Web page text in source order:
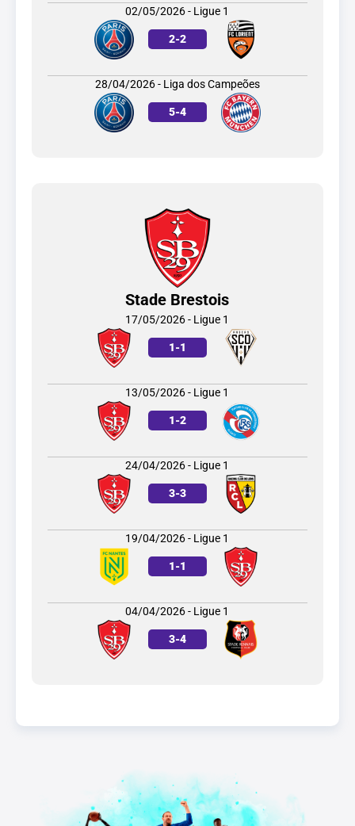
02/05/2026 - Ligue 1
2-2
28/04/2026 - Liga dos Campeões
5-4
Stade Brestois
17/05/2026 - Ligue 1
1-1
13/05/2026 - Ligue 1
1-2
24/04/2026 - Ligue 1
3-3
19/04/2026 - Ligue 1
1-1
04/04/2026 - Ligue 1
3-4